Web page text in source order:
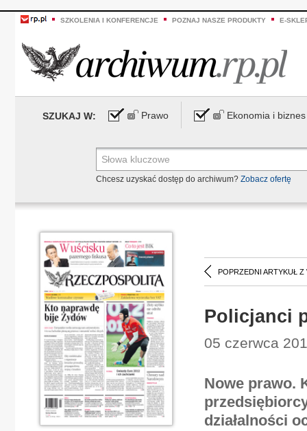
SZKOLENIA I KONFERENCJE POZNAJ NASZE PRODUKTY E-
SZUKAJ W: Prawo Ekonomia i biznes
Chcesz uzyskać dostęp do archiwum? Zobacz ofertę
POPRZEDNI ARTYKUŁ Z
Policjanci
05 czerwca
Nowe prawo.
działalności